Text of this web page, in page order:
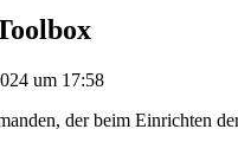
um 17:58
der beim Einrichten